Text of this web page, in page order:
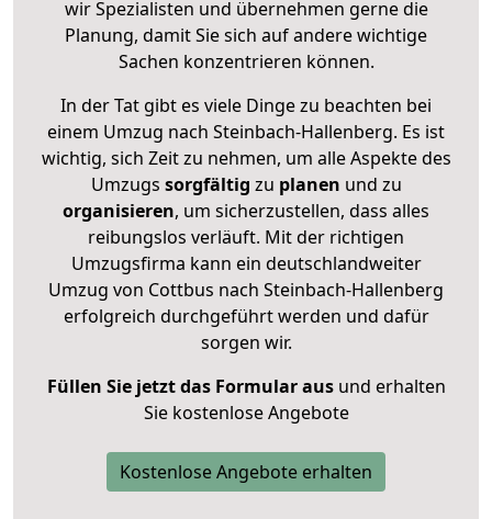
wir Spezialisten und übernehmen gerne die
Planung, damit Sie sich auf andere wichtige
Sachen konzentrieren können.
In der Tat gibt es viele Dinge zu beachten bei
einem Umzug nach Steinbach-Hallenberg. Es ist
wichtig, sich Zeit zu nehmen, um alle Aspekte des
Umzugs sorgfältig zu planen und zu
organisieren, um sicherzustellen, dass alles
reibungslos verläuft. Mit der richtigen
Umzugsfirma kann ein deutschlandweiter
Umzug von Cottbus nach Steinbach-Hallenberg
erfolgreich durchgeführt werden und dafür
sorgen wir.
Füllen Sie jetzt das Formular ausund erhalten
Sie kostenlose Angebote
Kostenlose Angebote erhalten